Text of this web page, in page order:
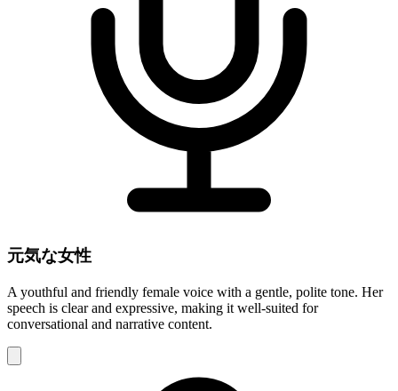
元気な女性
A youthful and friendly female voice with a gentle, polite tone. Her
speech is clear and expressive, making it well-suited for
conversational and narrative content.